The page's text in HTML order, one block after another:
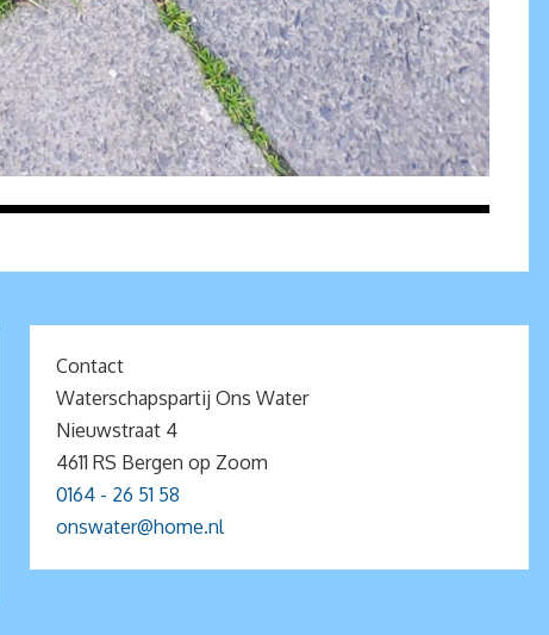
Contact
Waterschapspartij Ons Water
Nieuwstraat 4
4611 RS Bergen op Zoom
0164 - 26 51 58
onswater@home.nl